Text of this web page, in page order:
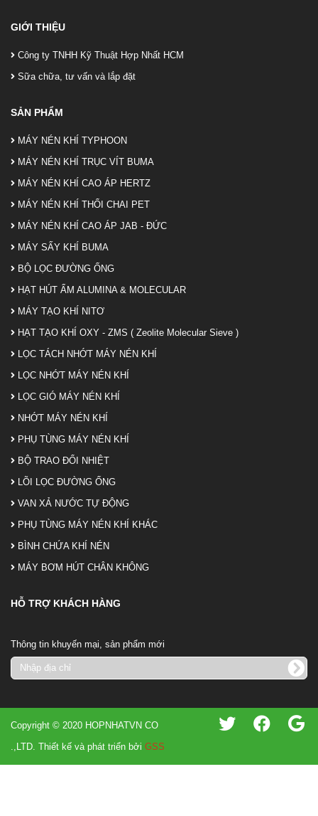
GIỚI THIỆU
Công ty TNHH Kỹ Thuật Hợp Nhất HCM
Sữa chữa, tư vấn và lắp đặt
SẢN PHẨM
MÁY NÉN KHÍ TYPHOON
MÁY NÉN KHÍ TRỤC VÍT BUMA
MÁY NÉN KHÍ CAO ÁP HERTZ
MÁY NÉN KHÍ THỔI CHAI PET
MÁY NÉN KHÍ CAO ÁP JAB - ĐỨC
MÁY SẤY KHÍ BUMA
BỘ LỌC ĐƯỜNG ỐNG
HẠT HÚT ẨM ALUMINA & MOLECULAR
MÁY TẠO KHÍ NITƠ
HẠT TẠO KHÍ OXY - ZMS ( Zeolite Molecular Sieve )
LỌC TÁCH NHỚT MÁY NÉN KHÍ
LỌC NHỚT MÁY NÉN KHÍ
LỌC GIÓ MÁY NÉN KHÍ
NHỚT MÁY NÉN KHÍ
PHỤ TÙNG MÁY NÉN KHÍ
BỘ TRAO ĐỔI NHIỆT
LÕI LỌC ĐƯỜNG ỐNG
VAN XẢ NƯỚC TỰ ĐỘNG
PHỤ TÙNG MÁY NÉN KHÍ KHÁC
BÌNH CHỨA KHÍ NÉN
MÁY BƠM HÚT CHÂN KHÔNG
HỖ TRỢ KHÁCH HÀNG
Thông tin khuyến mại, sản phẩm mới
Copyright © 2020 HOPNHATVN CO
.,LTD. Thiết kế và phát triển bởi GSS